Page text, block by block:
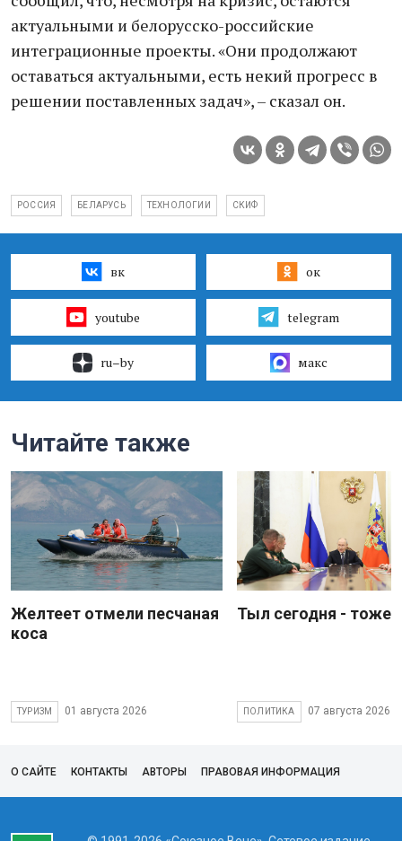
актуальными и белорусско-российские
интеграционные проекты. «Они продолжают
оставаться актуальными, есть некий прогресс в
решении поставленных задач», – сказал он.
РОССИЯ БЕЛАРУСЬ ТЕХНОЛОГИИ СКИФ
вк ок
youtube telegram
ru–by макс
Читайте также
Желтеет отмели песчаная
коса
ТУРИЗМ 01 августа 2026
Тыл сегодня - тоже
ПОЛИТИКА 07 августа 2026
О САЙТЕ КОНТАКТЫ АВТОРЫ ПРАВОВАЯ ИНФОРМАЦИЯ